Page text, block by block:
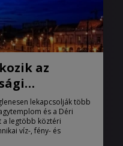
az
lekapcsolják több
és a Déri
a legtöbb köztéri
víz-, fény- és